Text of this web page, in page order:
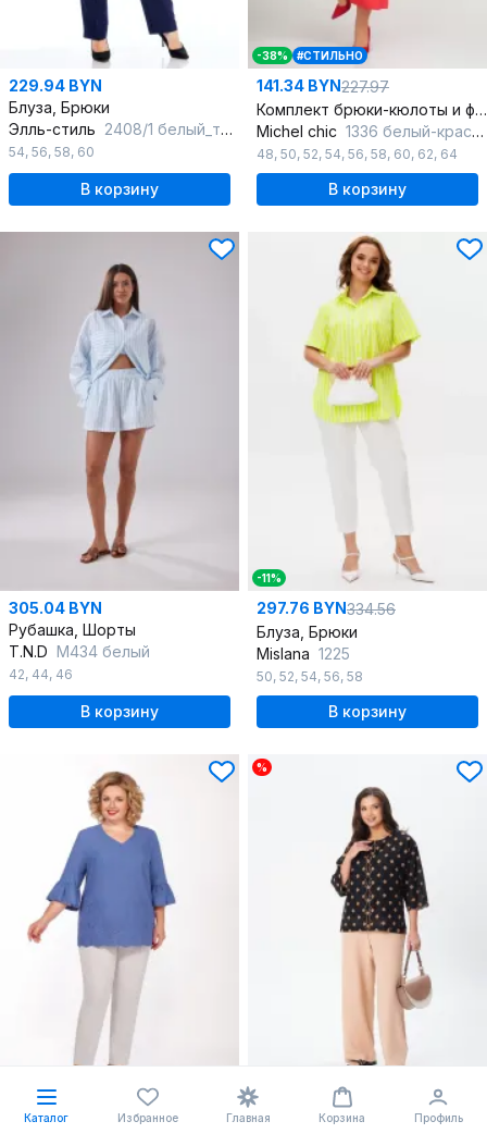
229.94 BYN
Блуза, Брюки
Элль-стиль 2408/1 белый_темно-синий
54, 56, 58, 60
В корзину
-38% #СТИЛЬНО
141.34 BYN227.97
Комплект брюки-кюлоты и футболка с принтом для жарких дней
Michel chic 1336 белый-красный
48, 50, 52, 54, 56, 58, 60, 62, 64
В корзину
305.04 BYN
Рубашка, Шорты
T.N.D М434 белый
42, 44, 46
В корзину
-11%
297.76 BYN334.56
Блуза, Брюки
Mislana 1225
50, 52, 54, 56, 58
В корзину
%
-25% #СТИЛЬНО
213.87 BYN
Каталог Избранное Главная Корзина Профиль